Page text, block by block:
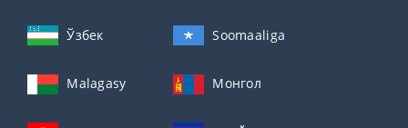
Ўзбек Soomaaliga
Malagasy Монгол